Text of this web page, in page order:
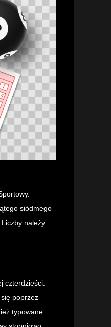
siódmego
należy
czterdzieści.
poprzez
typowane